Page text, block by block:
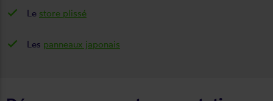
Le store plissé
Les panneaux japonais